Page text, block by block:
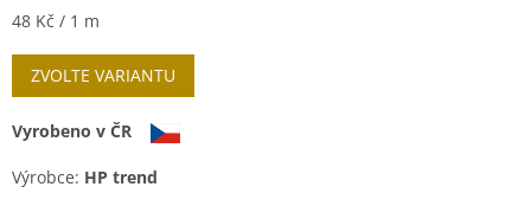
Měrná
48 Kč / 1 m
ZVOLTE VARIANTU
Vyrobeno v ČR
Výrobce: HP trend